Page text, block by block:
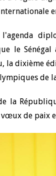
l'agenda
le
la dixième
de
la
vœux de paix
du 4
son Président